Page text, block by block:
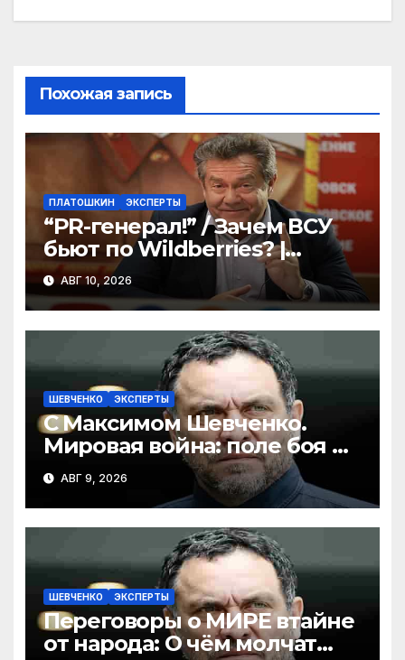
ni
ki
Похожая запись
ПЛАТОШКИН ЭКСПЕРТЫ
“PR-генерал!” / Зачем ВСУ
бьют по Wildberries? |
ПЛАТОШКИН: про
Драпатого, визит
Зеленского к Трампу
АВГ 10, 2026
ШЕВЧЕНКО ЭКСПЕРТЫ
С Максимом Шевченко.
Мировая война: поле боя и
перспективы мира. 09.08.26
АВГ 9, 2026
ШЕВЧЕНКО ЭКСПЕРТЫ
Переговоры о МИРЕ втайне
от народа: О чём молчат